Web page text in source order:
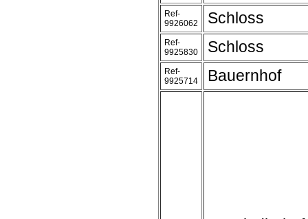
Ref-
9926062
Schloss
Ref-
9925830
Schloss
Ref-
9925714
Bauernhof